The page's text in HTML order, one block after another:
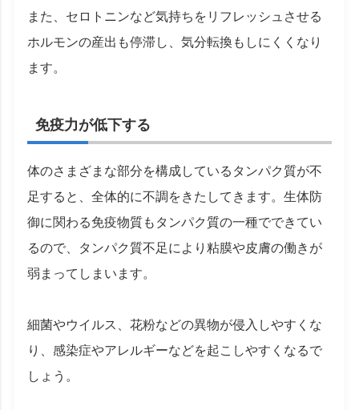
また、セロトニンなど気持ちをリフレッシュさせる
ホルモンの産出も停滞し、気分転換もしにくくなり
ます。
免疫力が低下する
体のさまざまな部分を構成しているタンパク質が不
足すると、全体的に不調をきたしてきます。生体防
御に関わる免疫物質もタンパク質の一種でできてい
るので、タンパク質不足により粘膜や皮膚の働きが
弱まってしまいます。
細菌やウイルス、花粉などの異物が侵入しやすくな
り、感染症やアレルギーなどを起こしやすくなるで
しょう。